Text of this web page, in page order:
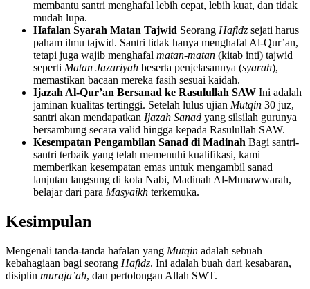
membantu santri menghafal lebih cepat, lebih kuat, dan tidak
mudah lupa.
Hafalan Syarah Matan Tajwid Seorang Hafidz sejati harus
paham ilmu tajwid. Santri tidak hanya menghafal Al-Qur’an,
tetapi juga wajib menghafal matan-matan (kitab inti) tajwid
seperti Matan Jazariyah beserta penjelasannya (syarah),
memastikan bacaan mereka fasih sesuai kaidah.
Ijazah Al-Qur’an Bersanad ke Rasulullah SAW Ini adalah
jaminan kualitas tertinggi. Setelah lulus ujian Mutqin 30 juz,
santri akan mendapatkan Ijazah Sanad yang silsilah gurunya
bersambung secara valid hingga kepada Rasulullah SAW.
Kesempatan Pengambilan Sanad di Madinah Bagi santri-
santri terbaik yang telah memenuhi kualifikasi, kami
memberikan kesempatan emas untuk mengambil sanad
lanjutan langsung di kota Nabi, Madinah Al-Munawwarah,
belajar dari para Masyaikh terkemuka.
Kesimpulan
Mengenali tanda-tanda hafalan yang Mutqin adalah sebuah
kebahagiaan bagi seorang Hafidz. Ini adalah buah dari kesabaran,
disiplin muraja’ah, dan pertolongan Allah SWT.